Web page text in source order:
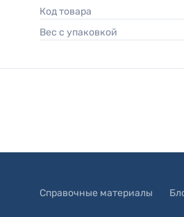
Код товара
Вес с упаковкой
Справочные материалы